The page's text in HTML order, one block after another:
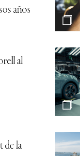
años
al
de la